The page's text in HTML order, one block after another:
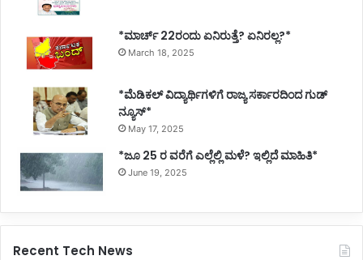
*ಮಾರ್ಚ್ 22ರಂದು ಏನಿರುತ್ತೆ? ಏನಿರಲ್ಲ?*
March 18, 2025
*ಮೆಡಿಕಲ್ ವಿದ್ಯಾರ್ಥಿಗಳಿಗೆ ರಾಜ್ಯ ಸರ್ಕಾರದಿಂದ ಗುಡ್
ನ್ಯೂಸ್*
May 17, 2025
*ಜೂ 25 ರ ವರೆಗೆ ಎಲ್ಲೆಲ್ಲಿ ಮಳೆ? ಇಲ್ಲಿದೆ ಮಾಹಿತಿ*
June 19, 2025
Recent Tech News